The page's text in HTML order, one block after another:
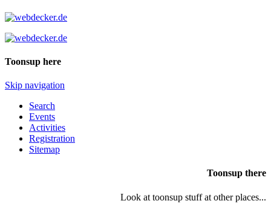
Toonsup here
Skip navigation
Search
Events
Activities
Registration
Sitemap
Toonsup there
Look at toonsup stuff at other places...